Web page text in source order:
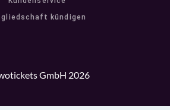
kündigen
GmbH 2026